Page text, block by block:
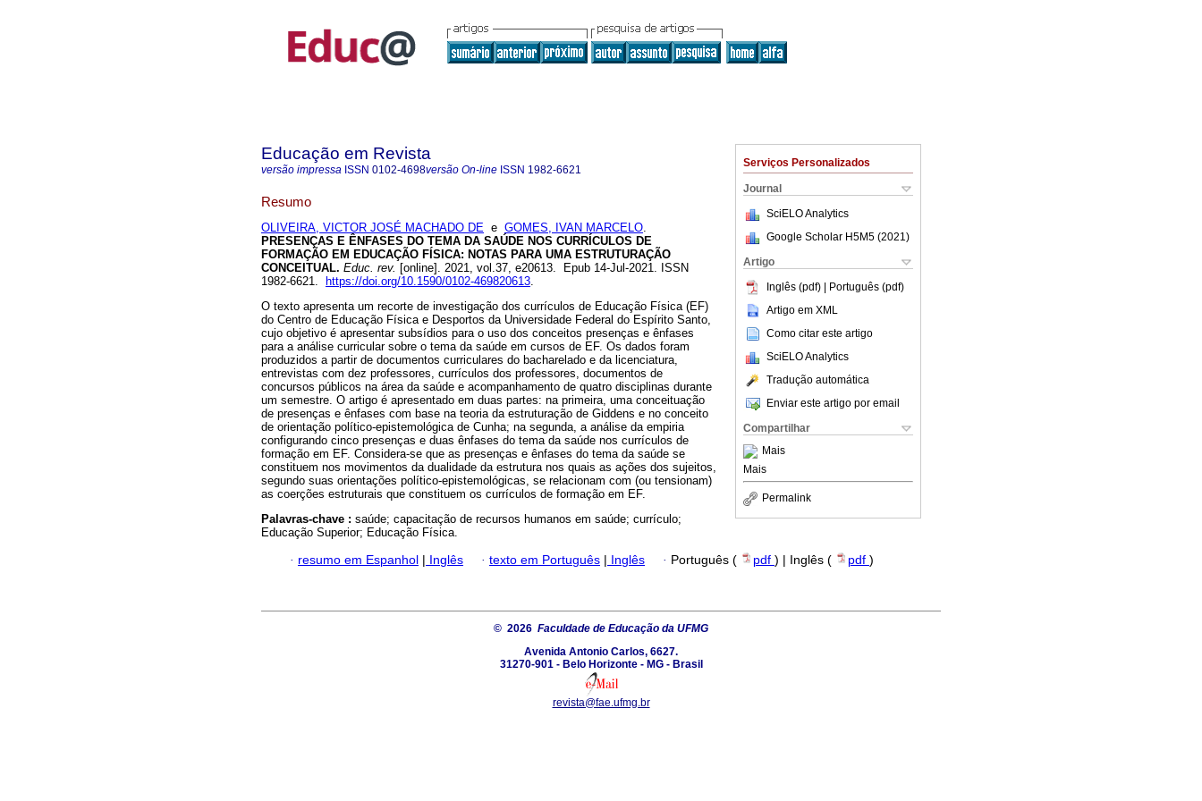
Serviços Personalizados
Journal
SciELO Analytics
Google Scholar H5M5 (2021 )
Artigo
Inglês (pdf) | Português (pdf)
Artigo em XML
Como citar este artigo
SciELO Analytics
Tradução automática
Enviar este artigo por email
Compartilhar
Mais
Mais
Permalink
Educação em Revista
versão impressa ISSN 0102-4698versão On-line ISSN 1982-6621
Resumo
OLIVEIRA, VICTOR JOSÉ MACHADO DE e GOMES, IVAN MARCELO.
PRESENÇAS E ÊNFASES DO TEMA DA SAÚDE NOS CURRÍCULOS DE
FORMAÇÃO EM EDUCAÇÃO FÍSICA: NOTAS PARA UMA ESTRUTURAÇÃO
CONCEITUAL. Educ. rev. [online]. 2021, vol.37, e20613. Epub 14-Jul-2021. ISSN
1982-6621.
https://doi.org/10.1590/0102-469820613.
O texto apresenta um recorte de investigação dos currículos de Educação Física (EF)
do Centro de Educação Física e Desportos da Universidade Federal do Espírito Santo,
cujo objetivo é apresentar subsídios para o uso dos conceitos presenças e ênfases
para a análise curricular sobre o tema da saúde em cursos de EF. Os dados foram
produzidos a partir de documentos curriculares do bacharelado e da licenciatura,
entrevistas com dez professores, currículos dos professores, documentos de
concursos públicos na área da saúde e acompanhamento de quatro disciplinas durante
um semestre. O artigo é apresentado em duas partes: na primeira, uma conceituação
de presenças e ênfases com base na teoria da estruturação de Giddens e no conceito
de orientação político-epistemológica de Cunha; na segunda, a análise da empiria
configurando cinco presenças e duas ênfases do tema da saúde nos currículos de
formação em EF. Considera-se que as presenças e ênfases do tema da saúde se
constituem nos movimentos da dualidade da estrutura nos quais as ações dos sujeitos,
segundo suas orientações político-epistemológicas, se relacionam com (ou tensionam)
as coerções estruturais que constituem os currículos de formação em EF.
Palavras-chave : saúde; capacitação de recursos humanos em saúde; currículo;
Educação Superior; Educação Física.
· resumo em Espanhol | Inglês · texto em Português | Inglês · Português ( pdf ) | Inglês ( pdf )
© 2026 Faculdade de Educação da UFMG
Avenida Antonio Carlos, 6627.
31270-901 - Belo Horizonte - MG - Brasil
revista@fae.ufmg.br